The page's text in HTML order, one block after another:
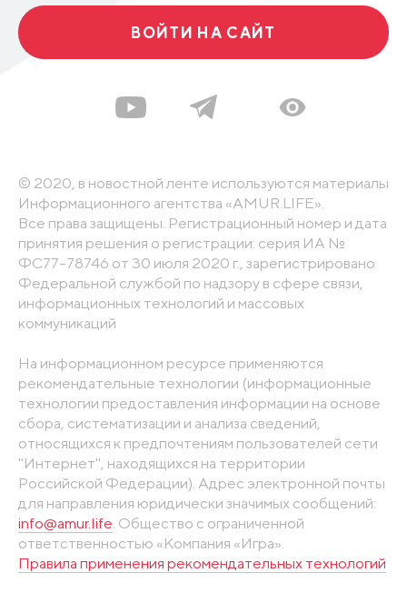
ВОЙТИ НА САЙТ
© 2020, в новостной ленте используются материалы
Информационного агентства «AMUR.LIFE».
Все права защищены. Регистрационный номер и дата
принятия решения о регистрации: серия ИА №
ФС77-78746 от 30 июля 2020 г., зарегистрировано
Федеральной службой по надзору в сфере связи,
информационных технологий и массовых
коммуникаций
На информационном ресурсе применяются
рекомендательные технологии (информационные
технологии предоставления информации на основе
сбора, систематизации и анализа сведений,
относящихся к предпочтениям пользователей сети
"Интернет", находящихся на территории
Российской Федерации). Адрес электронной почты
для направления юридически значимых сообщений:
info@amur.life . Общество с ограниченной
ответственностью «Компания «Игра».
Правила применения рекомендательных технологий